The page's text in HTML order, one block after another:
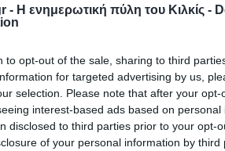
- Η ενημερωτική πύλη του Κιλκίς -
to opt-out of the sale, sharing to third
for targeted advertising by us,
selection. Please note that after your
interest-based ads based on
disclosed to third parties prior to your opt-
of your personal information by third